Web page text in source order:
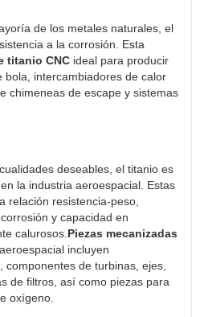
de los metales naturales, el
a la corrosión. Esta
titanio CNC ideal para producir
bola, intercambiadores de calor
chimeneas de escape y sistemas
deseables, el titanio es
la industria aeroespacial. Estas
relación resistencia-peso,
y capacidad en
calurosos.Piezas mecanizadas
incluyen
componentes de turbinas, ejes,
de filtros, así como piezas para
oxígeno.